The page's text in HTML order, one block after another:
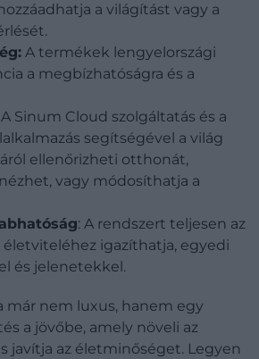
a világítást vagy a
A termékek lengyelországi
a megbízhatóságra és a
A Sinum Cloud szolgáltatás és a
segítségével a világ
ellenőrizheti otthonát,
vagy módosíthatja a
: A rendszert teljesen az
életviteléhez igazíthatja, egyedi
és jelenetekkel.
már nem luxus, hanem egy
a jövőbe, amely növeli az
javítja az életminőséget. Legyen